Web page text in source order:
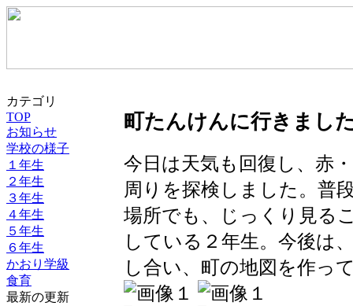
カテゴリ
TOP
お知らせ
学校の様子
１年生
２年生
３年生
４年生
５年生
６年生
かおり学級
食育
最新の更新
町たんけんに行きまし
今日は天気も回復し、赤
周りを探検しました。普
場所でも、じっくり見る
している２年生。今後は
し合い、町の地図を作っ